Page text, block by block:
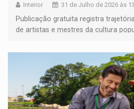
Interior 31 de Julho de 2026 às
Publicação gratuita registra
de artistas e mestres da cultura